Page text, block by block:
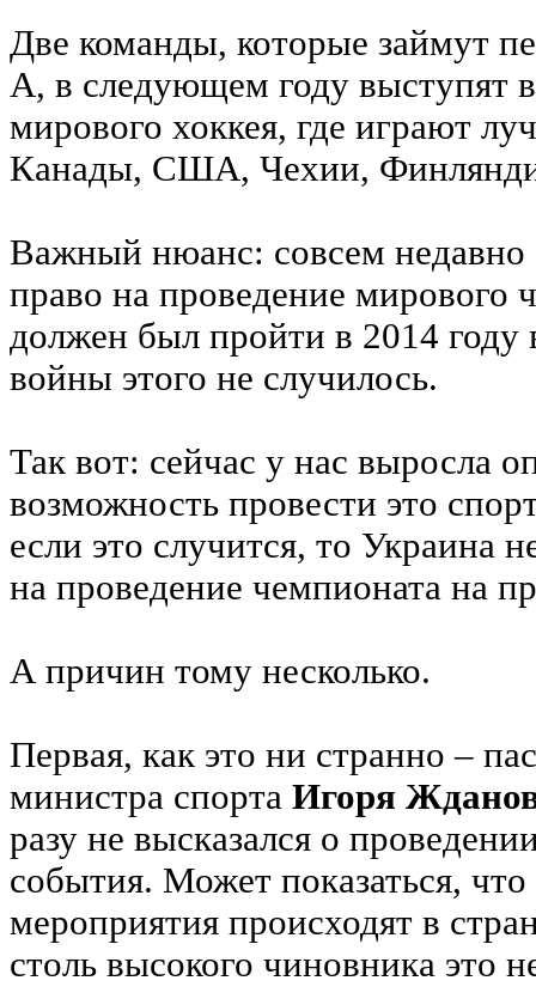
Две команды, которые займут
A, в следующем году выступят
мирового хоккея, где играют
Канады, США, Чехии,
Важный нюанс: совсем недавно
право на проведение мирового
должен был пройти в 2014 году
войны этого не случилось.
Так вот: сейчас у нас выросла
возможность провести это
если это случится, то Украина
на проведение чемпионата на
А причин тому несколько.
Первая, как это ни странно –
министра спорта Игоря
разу не высказался о
события. Может показаться,
мероприятия происходят в
столь высокого чиновника это